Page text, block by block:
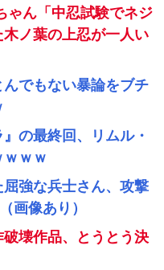
ゃん「中忍試験でネジ
ノ葉の上忍が一人い
んでもない暴論をブチ
の最終回、リムル・
ｗｗ
屈強な兵士さん、攻撃
画像あり）
破壊作品、とうとう決